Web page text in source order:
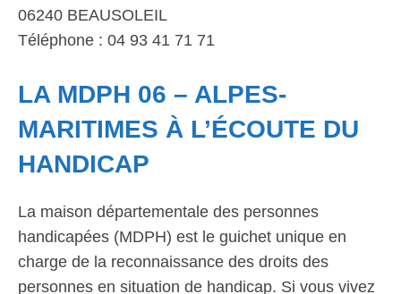
06240 BEAUSOLEIL
Téléphone : 04 93 41 71 71
LA MDPH 06 – ALPES-
MARITIMES À L’ÉCOUTE DU
HANDICAP
La maison départementale des personnes
handicapées (MDPH) est le guichet unique en
charge de la reconnaissance des droits des
personnes en situation de handicap. Si vous vivez